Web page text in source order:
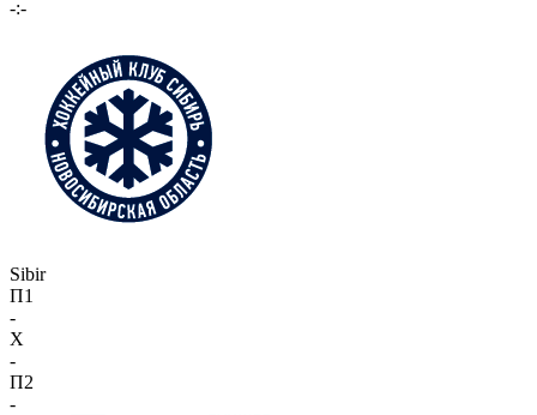
-:-
Sibir
П1
-
X
-
П2
-